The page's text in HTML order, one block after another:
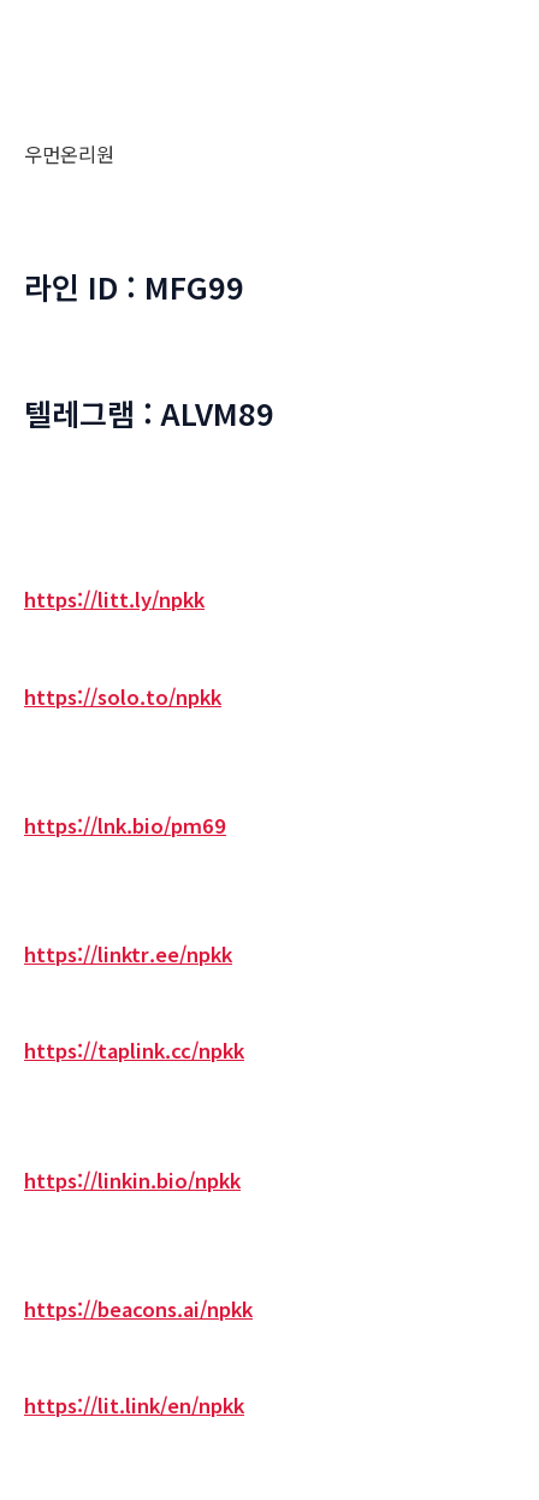
우먼온리원
라인 ID : MFG99
텔레그램 : ALVM89
https://litt.ly/npkk
https://solo.to/npkk
https://lnk.bio/pm69
https://linktr.ee/npkk
https://taplink.cc/npkk
https://linkin.bio/npkk
https://beacons.ai/npkk
https://lit.link/en/npkk